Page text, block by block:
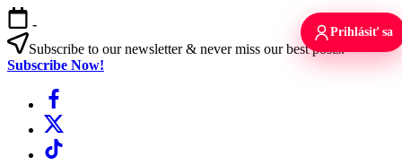
Skip
to
content
-
Subscribe to our newsletter & never miss our best posts.
Subscribe Now!
Facebook
X
TikTok
Prihlásiť sa